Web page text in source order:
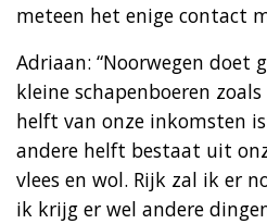
meteen het enige contact
Adriaan: “Noorwegen doet
kleine schapenboeren
helft van onze inkomsten
andere helft bestaat uit
vlees en wol. Rijk zal ik er
ik krijg er wel andere